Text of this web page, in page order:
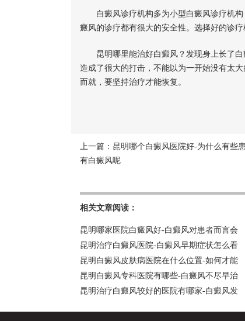
白癜风诊疗机构多为小型白癜风诊疗机构
癜风的诊疗都有很大的安全性。选择好的诊
昆明哪里能治好白癜风？发现身上长了白
造成了很大的打击，不能以为一开始没有太
而就，要坚持治疗才能恢复。
上一篇： 昆明哪个白癜风医院好-为什么有些
有白癜风呢
相关文章阅读：
昆明哪家医院白癜风好-白癜风对患者而言会
昆明治疗白癜风医院-白癜风早期症状怎么看
昆明白癜风皮肤病医院在什么位置-如何才能
昆明白癜风专科医院有哪些-白癜风不尽早治
昆明治疗白癜风较好的医院有哪家-白癜风发